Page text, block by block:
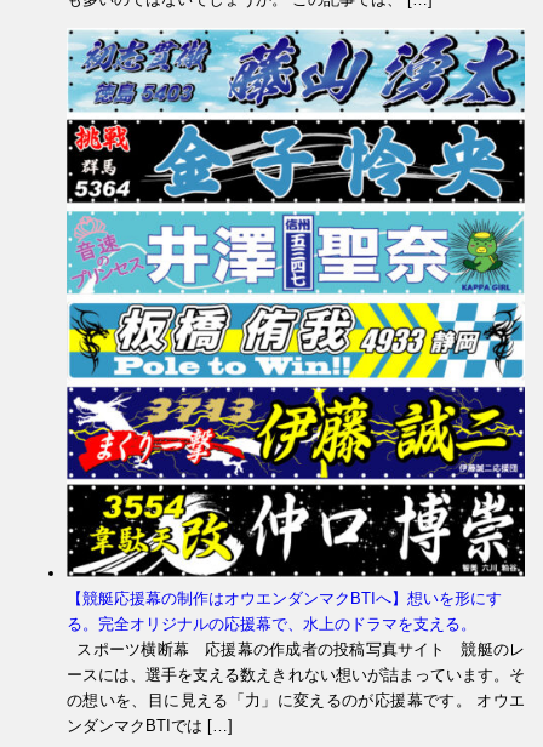
【競艇応援幕の制作はオウエンダンマクBTIへ】想いを形にす
る。完全オリジナルの応援幕で、水上のドラマを支える。
スポーツ横断幕 応援幕の作成者の投稿写真サイト 競艇のレ
ースには、選手を支える数えきれない想いが詰まっています。そ
の想いを、目に見える「力」に変えるのが応援幕です。 オウエ
ンダンマクBTIでは […]